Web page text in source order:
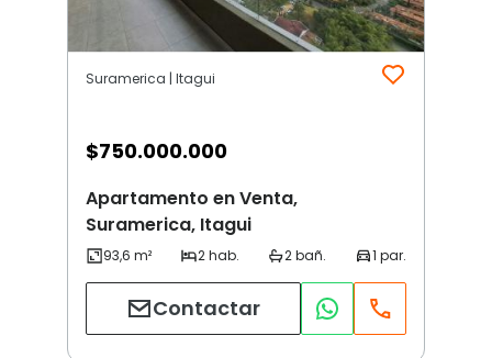
Suramerica | Itagui
$750.000.000
Apartamento en Venta,
Suramerica, Itagui
Contactar